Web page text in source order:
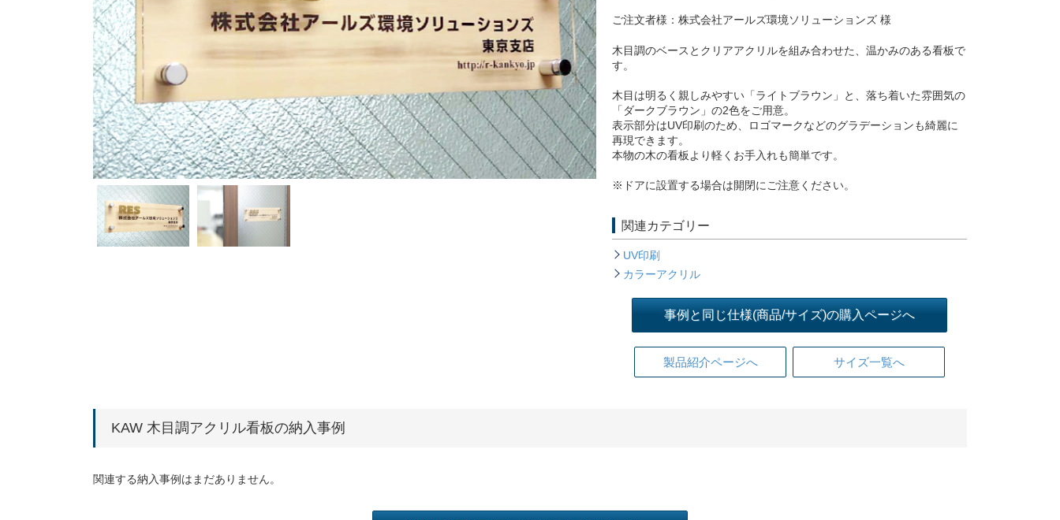
ご注文者様：株式会社アールズ環境ソリューションズ 様
木目調のベースとクリアアクリルを組み合わせた、温かみのある看板で
す。
木目は明るく親しみやすい「ライトブラウン」と、落ち着いた雰囲気の
「ダークブラウン」の2色をご用意。
表示部分はUV印刷のため、ロゴマークなどのグラデーションも綺麗に
再現できます。
本物の木の看板より軽くお手入れも簡単です。
※ドアに設置する場合は開閉にご注意ください。
関連カテゴリー
UV印刷
カラーアクリル
事例と同じ仕様(商品/サイズ)の購入ページへ
製品紹介ページへ サイズ一覧へ
KAW 木目調アクリル看板の納入事例
関連する納入事例はまだありません。